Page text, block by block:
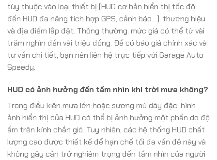
tùy thuộc vào loại thiết bị (HUD cơ bản hiển thị tốc độ
đến HUD đa năng tích hợp GPS, cảnh báo…), thương hiệu
và địa điểm lắp đặt. Thông thường, mức giá có thể từ vài
trăm nghìn đến vài triệu đồng. Để có báo giá chính xác và
tư vấn chi tiết, bạn nên liên hệ trực tiếp với Garage Auto
Speedy.
HUD có ảnh hưởng đến tầm nhìn khi trời mưa không?
Trong điều kiện mưa lớn hoặc sương mù dày đặc, hình
ảnh hiển thị của HUD có thể bị ảnh hưởng một phần do độ
ẩm trên kính chắn gió. Tuy nhiên, các hệ thống HUD chất
lượng cao được thiết kế để hạn chế tối đa vấn đề này và
không gây cản trở nghiêm trọng đến tầm nhìn của người